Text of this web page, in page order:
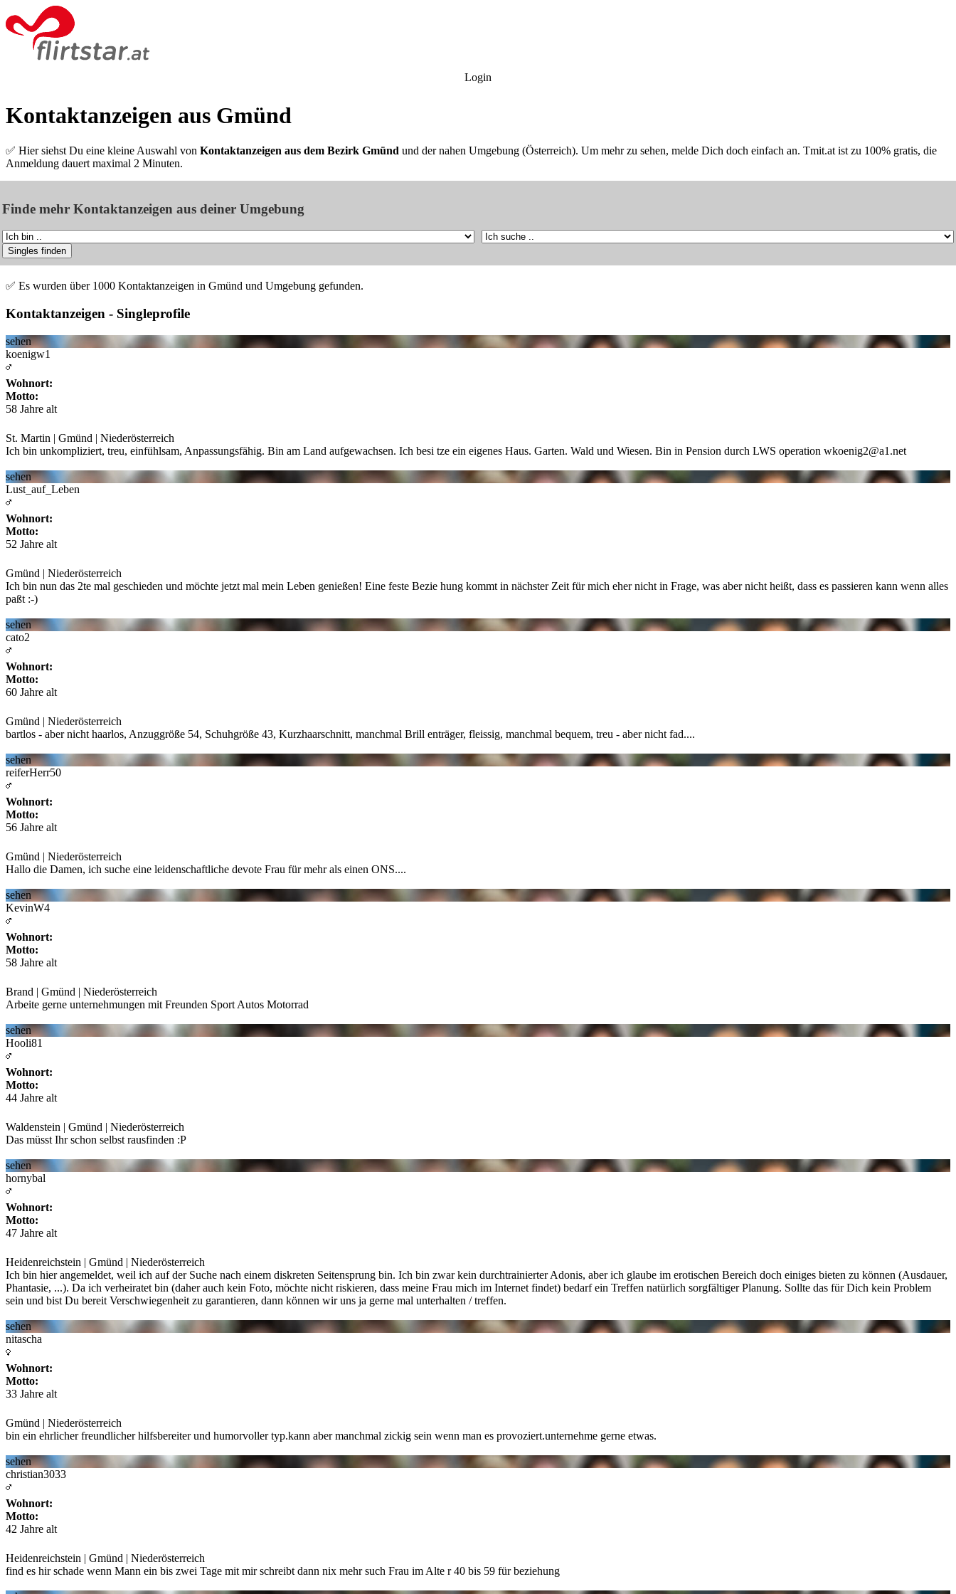
Login
Kontaktanzeigen aus Gmünd
✅ Hier siehst Du eine kleine Auswahl von Kontaktanzeigen aus dem Bezirk Gmünd und der nahen Umgebung (Österreich). Um mehr zu sehen, melde Dich doch einfach an. Tmit.at ist zu 100% gratis, die
Anmeldung dauert maximal 2 Minuten.
Finde mehr Kontaktanzeigen aus deiner Umgebung
✅ Es wurden über 1000 Kontaktanzeigen in Gmünd und Umgebung gefunden.
Kontaktanzeigen - Singleprofile
sehen
koenigw1
Wohnort:
Motto:
58 Jahre alt
St. Martin | Gmünd | Niederösterreich
Ich bin unkompliziert, treu, einfühlsam, Anpassungsfähig. Bin am Land aufgewachsen. Ich besi tze ein eigenes Haus. Garten. Wald und Wiesen. Bin in Pension durch LWS operation wkoenig2@a1.net
sehen
Lust_auf_Leben
Wohnort:
Motto:
52 Jahre alt
Gmünd | Niederösterreich
Ich bin nun das 2te mal geschieden und möchte jetzt mal mein Leben genießen! Eine feste Bezie hung kommt in nächster Zeit für mich eher nicht in Frage, was aber nicht heißt, dass es passieren kann wenn alles
paßt :-)
sehen
cato2
Wohnort:
Motto:
60 Jahre alt
Gmünd | Niederösterreich
bartlos - aber nicht haarlos, Anzuggröße 54, Schuhgröße 43, Kurzhaarschnitt, manchmal Brill enträger, fleissig, manchmal bequem, treu - aber nicht fad....
sehen
reiferHerr50
Wohnort:
Motto:
56 Jahre alt
Gmünd | Niederösterreich
Hallo die Damen, ich suche eine leidenschaftliche devote Frau für mehr als einen ONS....
sehen
KevinW4
Wohnort:
Motto:
58 Jahre alt
Brand | Gmünd | Niederösterreich
Arbeite gerne unternehmungen mit Freunden Sport Autos Motorrad
sehen
Hooli81
Wohnort:
Motto:
44 Jahre alt
Waldenstein | Gmünd | Niederösterreich
Das müsst Ihr schon selbst rausfinden :P
sehen
hornybal
Wohnort:
Motto:
47 Jahre alt
Heidenreichstein | Gmünd | Niederösterreich
Ich bin hier angemeldet, weil ich auf der Suche nach einem diskreten Seitensprung bin. Ich bin zwar kein durchtrainierter Adonis, aber ich glaube im erotischen Bereich doch einiges bieten zu können (Ausdauer,
Phantasie, ...). Da ich verheiratet bin (daher auch kein Foto, möchte nicht riskieren, dass meine Frau mich im Internet findet) bedarf ein Treffen natürlich sorgfältiger Planung. Sollte das für Dich kein Problem
sein und bist Du bereit Verschwiegenheit zu garantieren, dann können wir uns ja gerne mal unterhalten / treffen.
sehen
nitascha
Wohnort:
Motto:
33 Jahre alt
Gmünd | Niederösterreich
bin ein ehrlicher freundlicher hilfsbereiter und humorvoller typ.kann aber manchmal zickig sein wenn man es provoziert.unternehme gerne etwas.
sehen
christian3033
Wohnort:
Motto:
42 Jahre alt
Heidenreichstein | Gmünd | Niederösterreich
find es hir schade wenn Mann ein bis zwei Tage mit mir schreibt dann nix mehr such Frau im Alte r 40 bis 59 für beziehung